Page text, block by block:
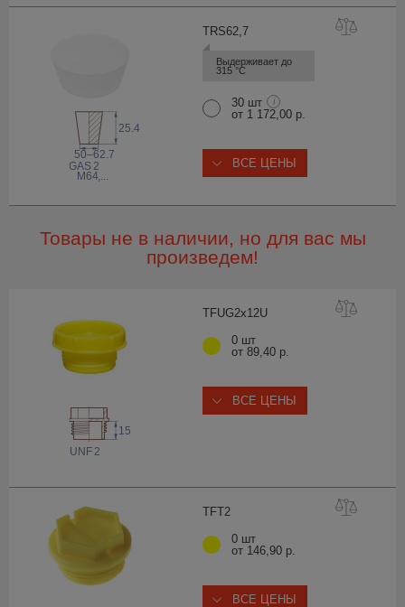
TRS62,7
Выдерживает до
315 °С
25.4
GAS 2
50–62.7
M64,...
30 шт i
от 1 172,00 р.
ВСЕ ЦЕНЫ
Товары не в наличии, но для вас мы
произведем!
TFUG2x12U
15
UNF 2
0 шт
от 89,40 р.
ВСЕ ЦЕНЫ
TFT2
0 шт
от 146,90 р.
ВСЕ ЦЕНЫ